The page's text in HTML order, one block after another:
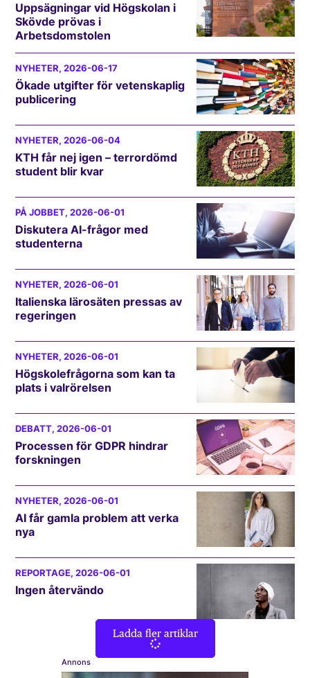
Uppsägningar vid Högskolan i
Skövde prövas i
Arbetsdomstolen
NYHETER, 2026-06-17
Ökade utgifter för vetenskaplig
publicering
NYHETER, 2026-06-04
KTH får nej igen – terrordömd
student blir kvar
PÅ JOBBET, 2026-06-01
Diskutera AI-frågor med
studenterna
NYHETER, 2026-06-01
Italienska lärosäten pressas av
regeringen
NYHETER, 2026-06-01
Högskolefrågorna som kan ta
plats i valrörelsen
DEBATT, 2026-06-01
Processen för GDPR hindrar
forskningen
NYHETER, 2026-06-01
AI får gamla problem att verka
nya
REPORTAGE, 2026-06-01
Ingen återvändo
Ladda fler artiklar
Annons